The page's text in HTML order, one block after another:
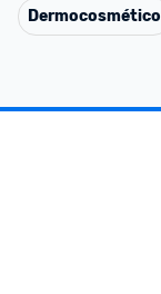
Dermocosmético